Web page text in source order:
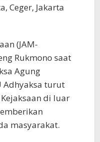
Ceger, Jakarta
(JAM-
Rukmono saat
Agung
Adhyaksa turut
di luar
masyarakat.